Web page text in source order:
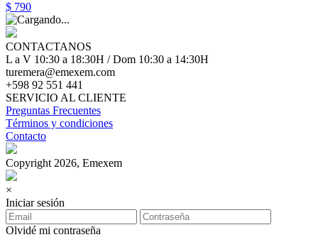
$ 790
CONTACTANOS
L a V 10:30 a 18:30H / Dom 10:30 a 14:30H
turemera@emexem.com
+598 92 551 441
SERVICIO AL CLIENTE
Preguntas Frecuentes
Términos y condiciones
Contacto
Copyright 2026, Emexem
×
Iniciar sesión
Olvidé mi contraseña